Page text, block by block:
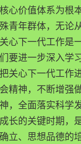
心价值体系为
青年群体，无
心下一代工作
要进一步深入
关心下一代工作
神，不断增强
全面落实科学
长的关键时期
立、思想品德